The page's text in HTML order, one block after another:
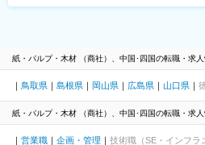
紙・パルプ・木材 （商社）、中国･四国の転職・求
鳥取県 島根県 岡山県 広島県 山口県
紙・パルプ・木材 （商社）、中国･四国の転職・求
営業職 企画・管理
技術職（SE・インフラ